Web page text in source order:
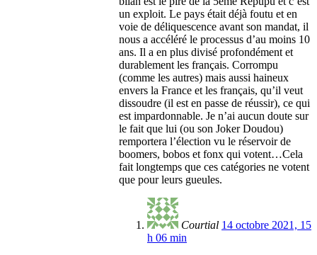
un exploit. Le pays était déjà foutu et en
voie de déliquescence avant son mandat, il
nous a accéléré le processus d’au moins 10
ans. Il a en plus divisé profondément et
durablement les français. Corrompu
(comme les autres) mais aussi haineux
envers la France et les français, qu’il veut
dissoudre (il est en passe de réussir), ce qui
est impardonnable. Je n’ai aucun doute sur
le fait que lui (ou son Joker Doudou)
remportera l’élection vu le réservoir de
boomers, bobos et fonx qui votent…Cela
fait longtemps que ces catégories ne votent
que pour leurs gueules.
Courtial 14 octobre 2021, 15
h 06 min